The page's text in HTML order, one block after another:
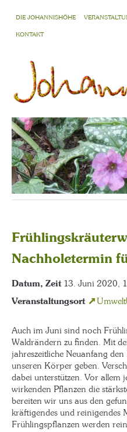
DIE JOHANNISHÖHE
KONTAKT
Nachholetermin
Datum, Zeit13. Juni 2020,
Veranstaltungsort
Auch im Juni sind noch
Waldrändern zu finden. Mit
jahreszeitliche Neuanfang
unseren Körper geben.
dabei unterstützen. Vor allem
wirkenden Pflanzen die
bereiten wir uns aus den
kräftigendes und reinigendes
Frühlingspflanzen werden